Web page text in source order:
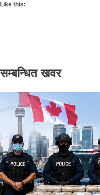
Like this:
सम्बन्धित खवर